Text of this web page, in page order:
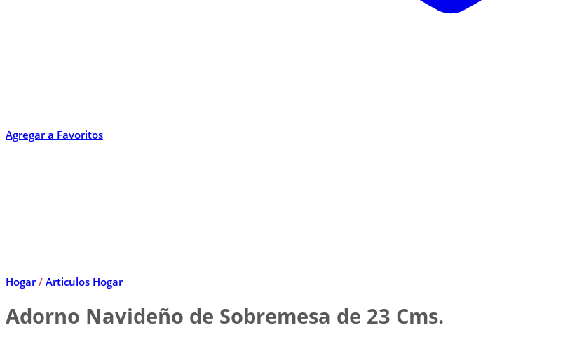
Agregar a Favoritos
Hogar / Articulos Hogar
Adorno Navideño de Sobremesa de 23 Cms.